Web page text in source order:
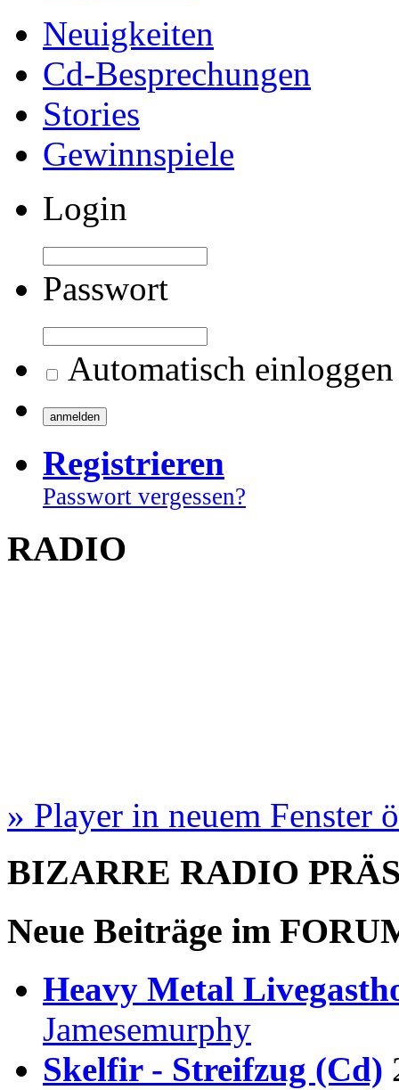
Neuigkeiten
Cd-Besprechungen
Stories
Gewinnspiele
Login
Passwort
Automatisch einloggen
Registrieren
Passwort vergessen?
RADIO
» Player in neuem Fenster
BIZARRE RADIO
Neue Beiträge im
Heavy Metal
Jamesemurphy
Skelfir - Streifzug (Cd)